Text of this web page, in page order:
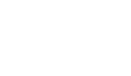
und Lieferzeiten